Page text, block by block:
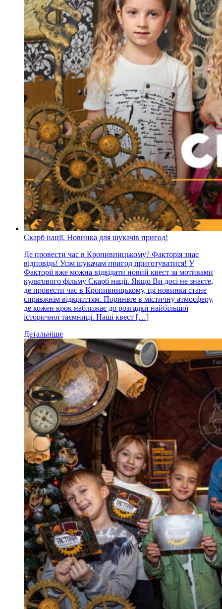
Скарб нації. Новинка для шукачів пригод!
Де провести час в Кропивницькому? Факторія знає
відповідь! Усім шукачам пригод приготуватися! У
Факторії вже можна відвідати новий квест за мотивами
культового фільму Скарб нації. Якщо Ви досі не знаєте,
де провести час в Кропивницькому, ця новинка стане
справжнім відкриттям. Пориньте в містичну атмосферу,
де кожен крок наближає до розгадки найбільшої
історичної таємниці. Наші квест […]
Детальніше